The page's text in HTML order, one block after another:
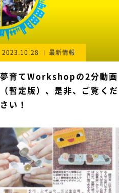
2023.10.28 最新情報
夢育てWorkshopの2分動画
（暫定版）、是非、ご覧くだ
さい！